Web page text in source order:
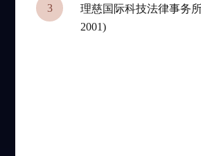
3
理慈国际科技法律事务
2001)